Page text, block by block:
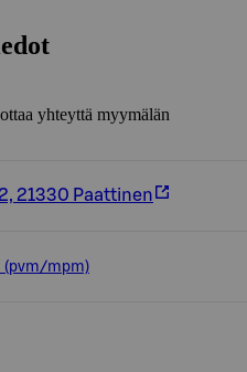
yhteyttä myymälän
21330 Paattinen
(pvm/mpm)